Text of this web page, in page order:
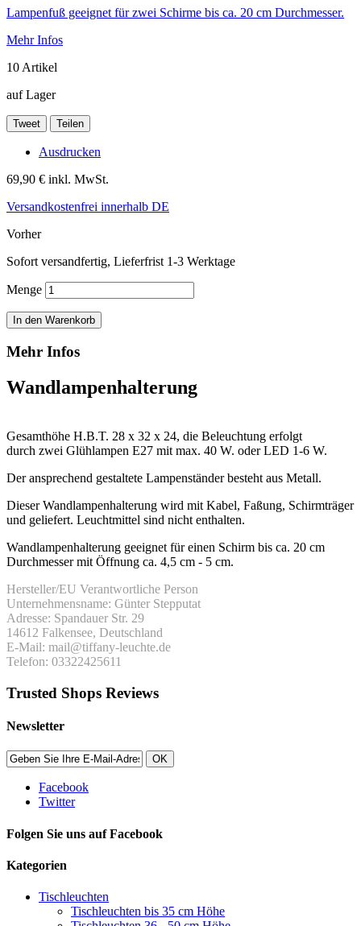
Lampenfuß geeignet für zwei Schirme bis ca. 20 cm Durchmesser.
Mehr Infos
10 Artikel
auf Lager
Tweet Teilen
Ausdrucken
69,90 € inkl. MwSt.
Versandkostenfrei innerhalb DE
Vorher
Sofort versandfertig, Lieferfrist 1-3 Werktage
Menge
In den Warenkorb
Mehr Infos
Wandlampenhalterung
Gesamthöhe H.B.T. 28 x 32 x 24, die Beleuchtung erfolgt
durch zwei Glühlampen E27 mit max. 40 W. oder LED 1-6 W.
Der ansprechend gestaltete Lampenständer besteht aus Metall.
Dieser Wandlampenhalterung wird mit Kabel, Faßung, Schirmträger
und geliefert. Leuchtmittel sind nicht enthalten.
Wandlampenhalterung geeignet für einen Schirm bis ca. 20 cm
Durchmesser mit Öffnung ca. 4,5 cm - 5 cm.
Hersteller/EU Verantwortliche Person
Unternehmensname: Günter Stepputat
Adresse: Spandauer Str. 29
14612 Falkensee, Deutschland
E-Mail: mail@tiffany-leuchte.de
Telefon: 03322425611
Trusted Shops Reviews
Newsletter
OK
Facebook
Twitter
Folgen Sie uns auf Facebook
Kategorien
Tischleuchten
Tischleuchten bis 35 cm Höhe